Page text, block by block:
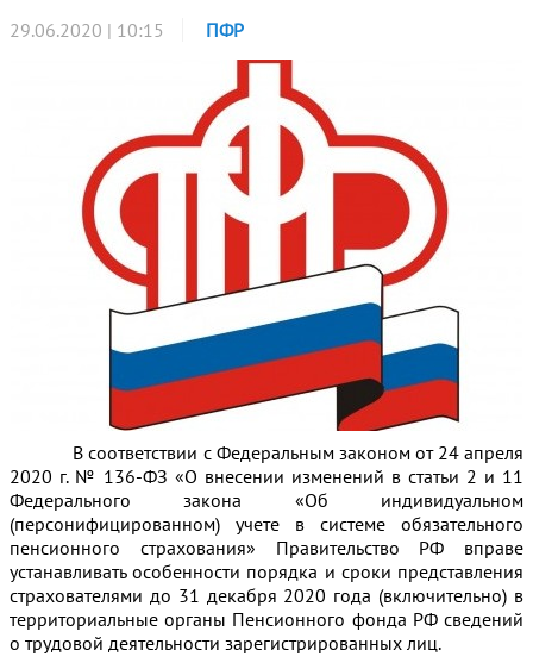
29.06.2020 | 10:15 ПФР
В соответствии с Федеральным законом от 24 апреля
2020 г. № 136-ФЗ «О внесении изменений в статьи 2 и 11
Федерального закона «Об индивидуальном
(персонифицированном) учете в системе обязательного
пенсионного страхования» Правительство РФ вправе
устанавливать особенности порядка и сроки представления
страхователями до 31 декабря 2020 года (включительно) в
территориальные органы Пенсионного фонда РФ сведений
о трудовой деятельности зарегистрированных лиц.